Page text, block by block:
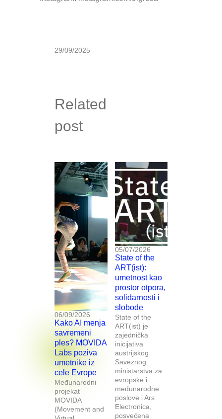
29/09/2025
Related
post
06/09/2026
Kako AI menja
savremeni
ples? MOVIDA
Labs poziva
umetnike iz
cele Evrope
Međunarodni
projekat
MOVIDA
(Movement and
05/07/2026
State of the
ART(ist):
umetnost kao
prostor otpora,
solidarnosti i
slobode
State of the
ART(ist) je
zajednička
inicijativa
austrijskog
Saveznog
ministarstva za
evropske i
međunarodne
poslove i Ars
Electronica,
posvećena